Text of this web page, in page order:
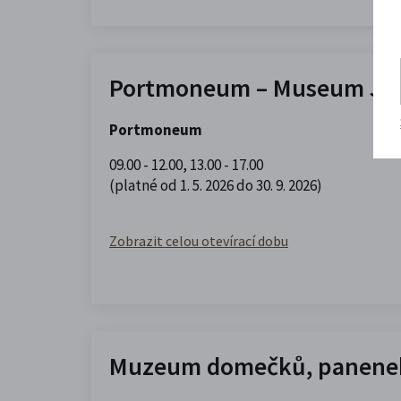
Portmoneum – Museum
Portmoneum
09.00 - 12.00, 13.00 - 17.00
(platné od 1. 5. 2026 do 30. 9. 2026)
Zobrazit celou otevírací dobu
Muzeum domečků,